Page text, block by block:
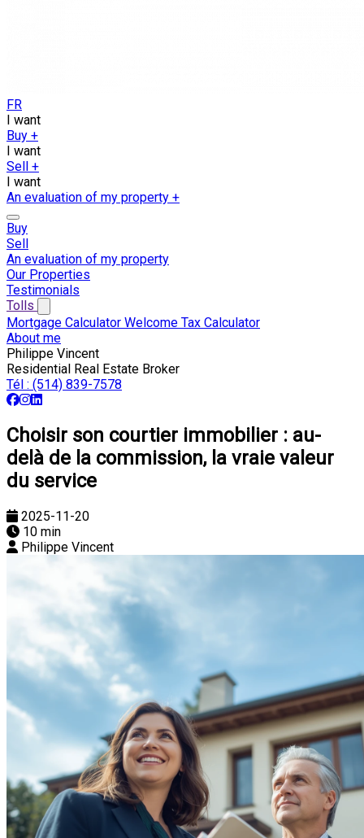
FR
I want
Buy +
I want
Sell +
I want
An evaluation of my property +
Buy
Sell
An evaluation of my property
Our Properties
Testimonials
Tolls
Mortgage Calculator Welcome Tax Calculator
About me
Philippe Vincent
Residential Real Estate Broker
Tél : (514) 839-7578
Choisir son courtier immobilier : au-
delà de la commission, la vraie valeur
du service
2025-11-20
10 min
Philippe Vincent